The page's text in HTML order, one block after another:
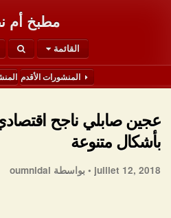
مطبخ أم
القائمة
المنشورات الأقدم
عجين صابلي ناجح
بأشكال متنوعة
juillet 12, 2018 • بواسطة oumnidal